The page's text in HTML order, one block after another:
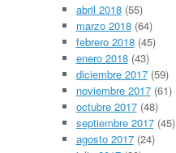
abril 2018(55)
marzo 2018(64)
febrero 2018(45)
enero 2018(43)
diciembre 2017(59)
noviembre 2017(61)
octubre 2017(48)
septiembre 2017(45)
agosto 2017(24)